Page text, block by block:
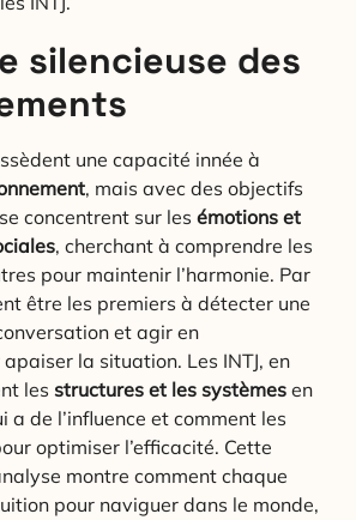
silencieuse des
une capacité innée à
, mais avec des objectifs
concentrent sur les émotions et
, cherchant à comprendre les
pour maintenir l’harmonie. Par
être les premiers à détecter une
et agir en
la situation. Les INTJ, en
les structures et les systèmes en
a de l’influence et comment les
optimiser l’efficacité. Cette
montre comment chaque
pour naviguer dans le monde,